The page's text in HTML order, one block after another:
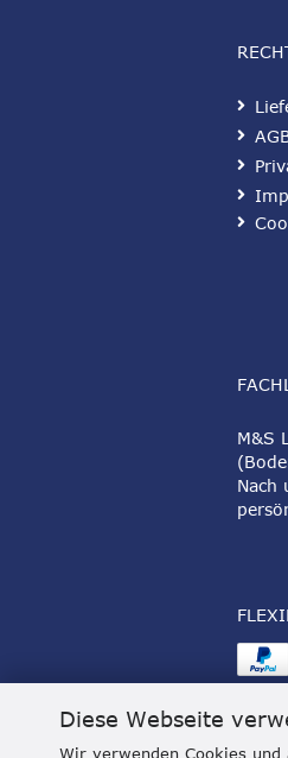
Diese Webseite
Wir verwenden Cookies
M&S
Nach